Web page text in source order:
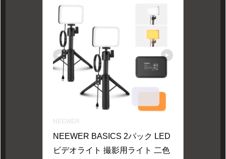
NEEWER
NEEWER BASICS 2パック LED
ビデオライト 撮影用ライト 二色